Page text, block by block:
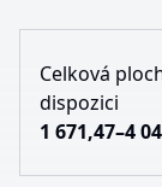
Celková
dispozici
1 671,47–4